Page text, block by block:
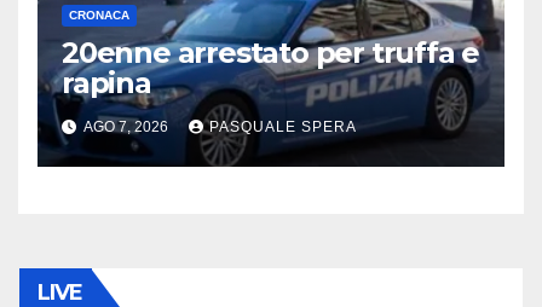
CRONACA
20enne arrestato per truffa e
rapina
AGO 7, 2026 PASQUALE SPERA
LIVE